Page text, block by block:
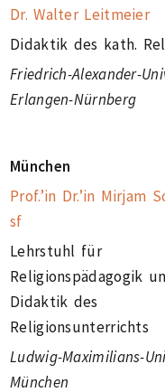
Dr. Walter Leitmeier
Didaktik des kath.
Friedrich-Alexander-
Erlangen-Nürnberg
München
Prof.’in Dr.’in Mirjam
sf
Lehrstuhl für
Religionspädagogik
Didaktik des
Religionsunterrichts
Ludwig-Maximilians-
München